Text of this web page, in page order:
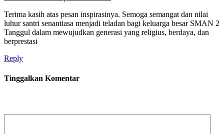
Terima kasih atas pesan inspirasinya. Semoga semangat dan nilai
luhur santri senantiasa menjadi teladan bagi keluarga besar SMAN 2
Tanggul dalam mewujudkan generasi yang religius, berdaya, dan
berprestasi
Reply
Tinggalkan Komentar